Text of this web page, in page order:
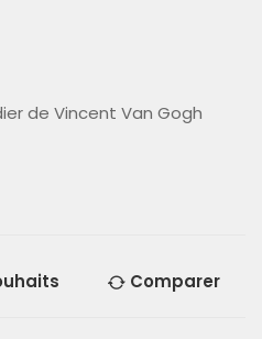
de Vincent Van Gogh
Comparer